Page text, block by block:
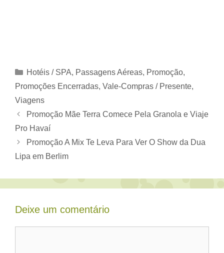
Categorias
Hotéis / SPA, Passagens Aéreas, Promoção,
Promoções Encerradas, Vale-Compras / Presente,
Viagens
Promoção Mãe Terra Comece Pela Granola e Viaje
Pro Havaí
Promoção A Mix Te Leva Para Ver O Show da Dua
Lipa em Berlim
Deixe um comentário